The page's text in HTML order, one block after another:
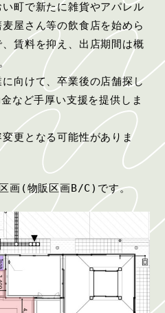
町で新たに雑貨やアパレル
屋さん等の飲食店を始めら
賃料を抑え、出店期間は概
向けて、卒業後の店舗探し
など手厚い支援を提供しま
更となる可能性がありま
画(物販区画B/C)です。